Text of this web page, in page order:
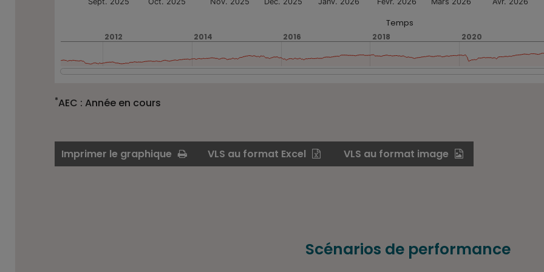
Temps
2012
2012 2014
2014 2016
2016 2018
2018 2020
2020
*AEC : Année en cours
Imprimer le graphique VLS au format Excel VLS au format image
Scénarios de performance